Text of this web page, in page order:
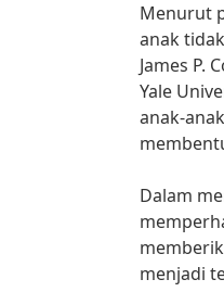
Menurut
anak
James P.
Yale
anak-
Dalam
menjadi